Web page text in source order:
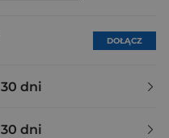
DOŁĄCZ
30 dni
30 dni